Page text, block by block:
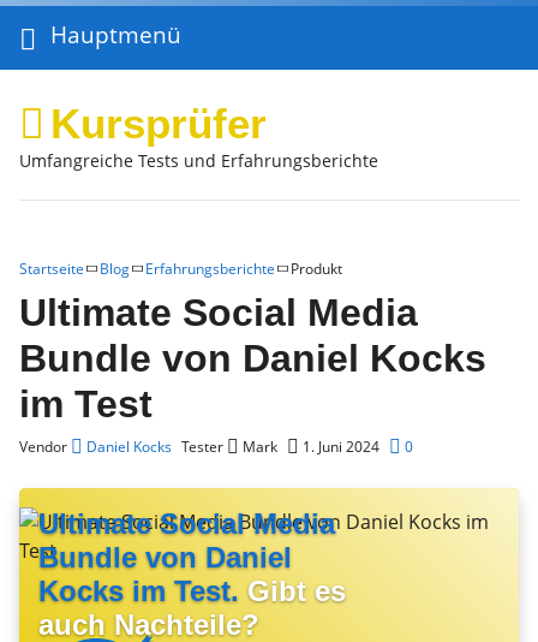
Hauptmenü
Kursprüfer
Umfangreiche Tests und Erfahrungsberichte
Startseite Blog Erfahrungsberichte Produkt
Ultimate Social Media
Bundle von Daniel Kocks
im Test
Vendor Daniel Kocks Tester Mark 1. Juni 2024 0
Ultimate Social Media
Bundle von Daniel
Kocks im Test. Gibt es
auch Nachteile?